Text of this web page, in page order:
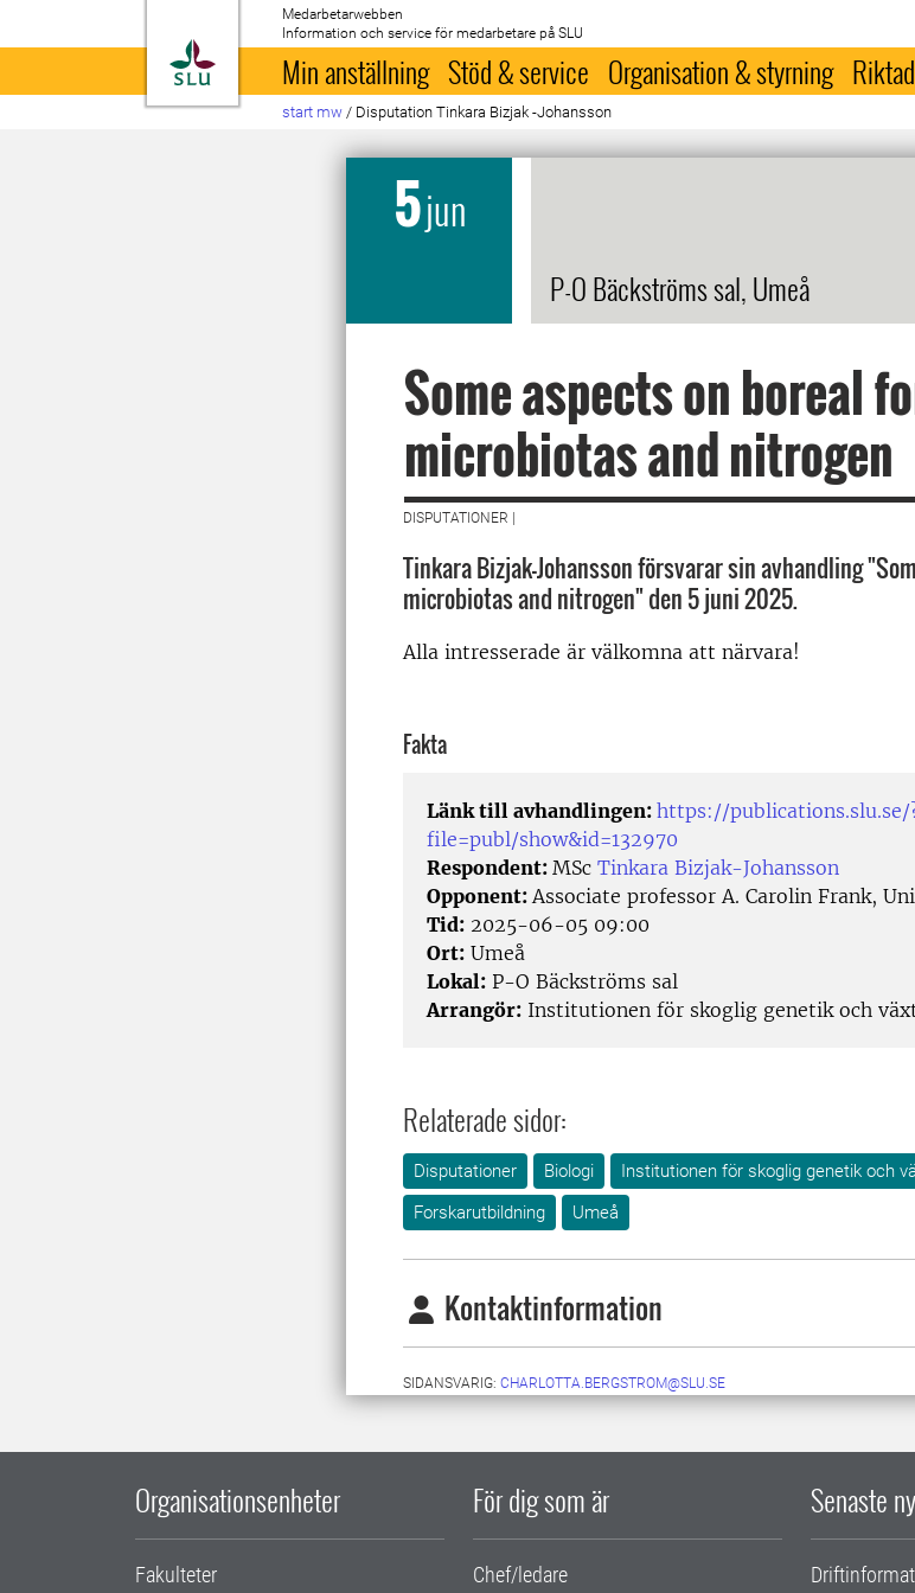
Till startsida
Medarbetarwebben
Information och service för medarbetare på SLU
Min anställning Stöd & service Organisation & styrning
start mw / Disputation Tinkara Bizjak -Johansson
5jun
P-O Bäckströms sal, Umeå
Some aspects on boreal
microbiotas and nitrogen
DISPUTATIONER |
Tinkara Bizjak-Johansson försvarar sin avhandling
microbiotas and nitrogen" den 5 juni 2025.
Alla intresserade är välkomna att närvara!
Fakta
Länk till avhandlingen: https://publications.slu.se/
file=publ/show&id=132970
Respondent: MSc Tinkara Bizjak-Johansson
Opponent:Associate professor A. Carolin Frank,
Tid: 2025-06-05 09:00
Ort: Umeå
Lokal: P-O Bäckströms sal
Arrangör: Institutionen för skoglig genetik och
Relaterade sidor:
Disputationer Biologi Institutionen för skoglig genetik och
Forskarutbildning
Umeå
Kontaktinformation
SIDANSVARIG: CHARLOTTA.BERGSTROM@SLU.SE
Organisationsenheter
Fakulteter
För dig som är
Chef/ledare
Senaste